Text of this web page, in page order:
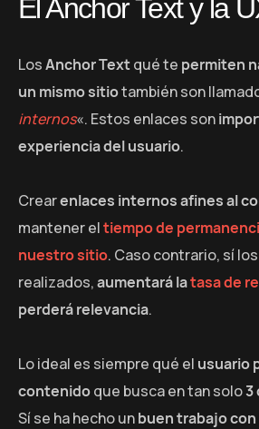
El Anchor Text y la
LosAnchor Textqué te permiten
un mismo sitiotambién son
internos«. Estos enlaces son
experiencia del usuario.
Crearenlaces internos afines al
mantener eltiempo de
nuestro sitio. Caso contrario, sí
realizados,aumentará latasa de
perderá relevancia.
Lo ideal es siempre qué el usuario
contenidoque busca en tan solo3
Sí se ha hecho unbuen trabajo